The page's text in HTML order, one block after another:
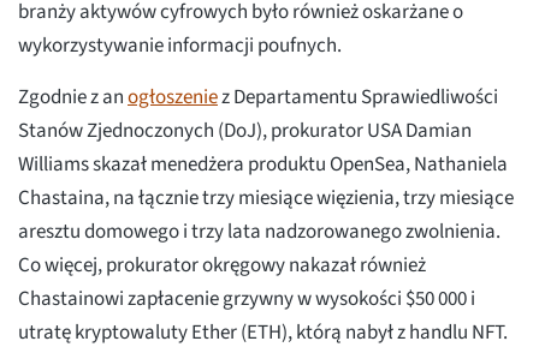
branży aktywów cyfrowych było również oskarżane o
wykorzystywanie informacji poufnych.
Zgodnie z anogłoszeniez Departamentu Sprawiedliwości
Stanów Zjednoczonych (DoJ), prokurator USA Damian
Williams skazał menedżera produktu OpenSea, Nathaniela
Chastaina, na łącznie trzy miesiące więzienia, trzy miesiące
aresztu domowego i trzy lata nadzorowanego zwolnienia.
Co więcej, prokurator okręgowy nakazał również
Chastainowi zapłacenie grzywny w wysokości $50 000 i
utratę kryptowaluty Ether (ETH), którą nabył z handlu NFT.